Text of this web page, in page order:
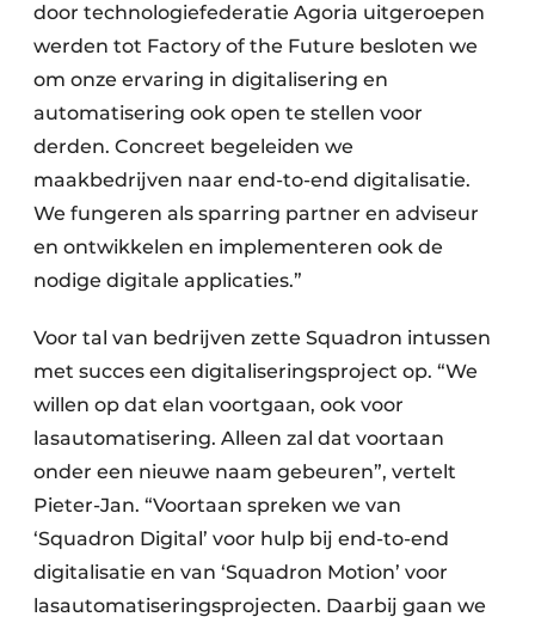
door technologiefederatie Agoria uitgeroepen
werden tot Factory of the Future besloten we
om onze ervaring in digitalisering en
automatisering ook open te stellen voor
derden. Concreet begeleiden we
maakbedrijven naar end-to-end digitalisatie.
We fungeren als sparring partner en adviseur
en ontwikkelen en implementeren ook de
nodige digitale applicaties.”
Voor tal van bedrijven zette Squadron intussen
met succes een digitaliseringsproject op. “We
willen op dat elan voortgaan, ook voor
lasautomatisering. Alleen zal dat voortaan
onder een nieuwe naam gebeuren”, vertelt
Pieter-Jan. “Voortaan spreken we van
‘Squadron Digital’ voor hulp bij end-to-end
digitalisatie en van ‘Squadron Motion’ voor
lasautomatiseringsprojecten. Daarbij gaan we